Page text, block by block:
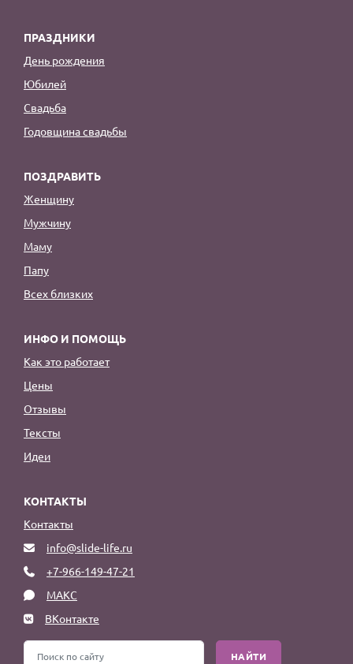
ПРАЗДНИКИ
День рождения
Юбилей
Свадьба
Годовщина свадьбы
ПОЗДРАВИТЬ
Женщину
Мужчину
Маму
Папу
Всех близких
ИНФО И ПОМОЩЬ
Как это работает
Цены
Отзывы
Тексты
Идеи
КОНТАКТЫ
Контакты
info@slide-life.ru
+7-966-149-47-21
МАКС
ВКонтакте
НАЙТИ